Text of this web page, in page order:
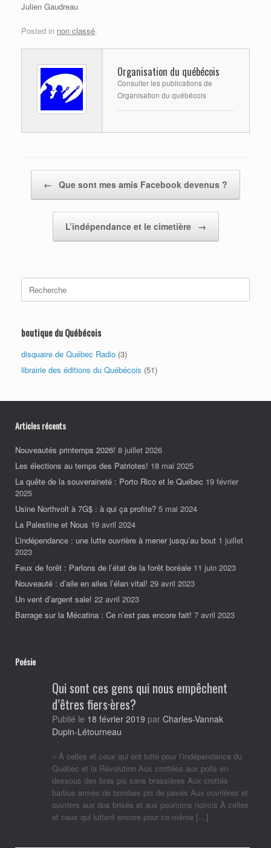
Julien Gaudreau
Posted in non classé.
Organisation du québécois
Consulter les publications de
Organisation du québécois
← Que sont mes amis Facebook devenus ?
L’indépendance et le cimetière →
for:
boutique du Québécois
disquaire de Québec Radio (3)
librairie des éditions du Québécois (51)
Articles récents
Nouveautés printemps 2026! 8 juillet 2026
Les élections au temps des Patriotes! 18 mai 2025
La quête de la souveraineté : Porto Rico et le Québec 19 février
2025
Usine Northvolt à 7G$ : à qui ça profite? 5 mai 2024
La Palestine et Nous 19 avril 2024
L’indépendance : une lutte ouvrière à mener jusqu’au bout 1 juillet
2023
Feux de forêt : Parlons de l’état de la forêt boréale 11 juin 2023
Nouveauté : d’aile en ailes l’élan vital! 29 avril 2023
Un vent d’argent sale! 22 avril 2023
Barrage sur la Mécatina : Ce n’est pas encore fait! 7 avril 2023
Poésie
Qui sont ces gens qui nous empêchent
d’êtres fiers·ères?
Publié le 18 février 2019 par Charles-Vannak
Dupin-Létourneau
« À celles et ceux qui ont lutté pour l’indépendance du
Québec et la Révolution Aux crottées aux poils en-
dessous des bras pis sans brassières Aux crottés
barbus armés de bombes pis de pavés Aux ouvrières et
ouvriers aux dos brisés et aux poumons noircis À celles
et ceux qui luttent encore pour ce même […]